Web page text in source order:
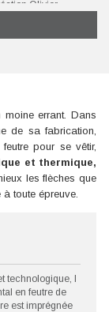
Olivier
de Vienne
moine errant. Dans
de sa fabrication,
pour se vêtir,
et thermique,
les flèches que
toute épreuve.
technologique, I
en feutre de
est imprégnée